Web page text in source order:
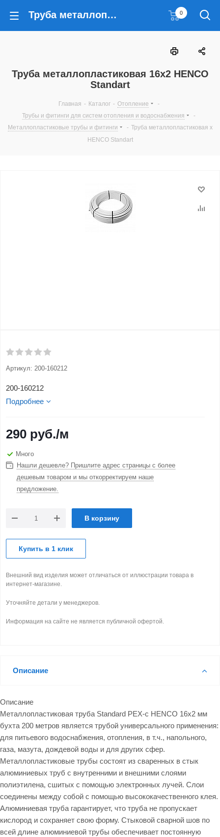
Труба металлопластиковая 16х2 HENCO Standart 0
Труба металлопластиковая 16х2 HENCO
Standart
Главная - Каталог - Отопление
-
Трубы и фитинги для систем отопления и водоснабжения
-
Металлопластиковые трубы и фитинги
- Труба металлопластиковая х
HENCO Standart
Артикул: 200-160212
200-160212
Подробнее
290 руб./м
Много
Нашли дешевле? Пришлите адрес страницы с более
дешевым товаром и мы откорректируем наше
предложение.
В корзину
Купить в 1 клик
Внешний вид изделия может отличаться от иллюстрации товара в
интернет-магазине.
Уточняйте детали у менеджеров.
Информация на сайте не является публичной офертой.
Описание
Описание
Металлопластиковая труба Standard PEX-c HENCO 16х2 мм
бухта 200 метров является трубой универсального применения:
для питьевого водоснабжения, отопления, в т.ч., напольного,
газа, мазута, дождевой воды и для других сфер.
Металлопластиковые трубы состоят из сваренных в стык
алюминиевых труб с внутренними и внешними слоями
полиэтилена, сшитых с помощью электронных лучей. Слои
соединены между собой с помощью высококачественного клея.
Алюминиевая труба гарантирует, что труба не пропускает
кислород и сохраняет свою форму. Стыковой сварной шов по
всей длине алюминиевой трубы обеспечивает постоянную